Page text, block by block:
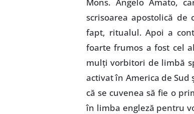
scrisoarea apostolică
fapt, ritualul. Apoi a
foarte frumos a fost cel
mulţi vorbitori de limbă
activat în America de
că se cuvenea să fie o
în limba engleză pentru